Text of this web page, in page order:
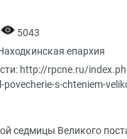
5043
епархия
http://rpcne.ru/
povecherie-s-chteniem-
седмицы Великого